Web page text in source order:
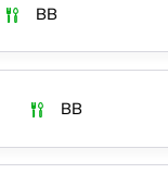
BB
BB